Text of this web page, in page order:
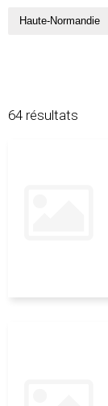
64 résultats